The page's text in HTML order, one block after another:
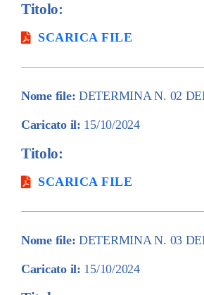
Titolo:
SCARICA FILE
Nome file: DETERMINA N. 02
Caricato il: 15/10/2024
Titolo:
SCARICA FILE
Nome file: DETERMINA N. 03
Caricato il: 15/10/2024